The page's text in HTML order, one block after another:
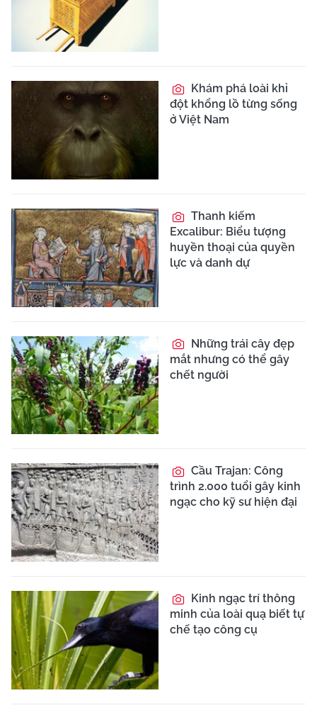
Khám phá loài khỉ
đột khổng lồ từng sống
ở Việt Nam
Thanh kiếm
Excalibur: Biểu tượng
huyền thoại của quyền
lực và danh dự
Những trái cây đẹp
mắt nhưng có thể gây
chết người
Cầu Trajan: Công
trình 2.000 tuổi gây kinh
ngạc cho kỹ sư hiện đại
Kinh ngạc trí thông
minh của loài quạ biết tự
chế tạo công cụ